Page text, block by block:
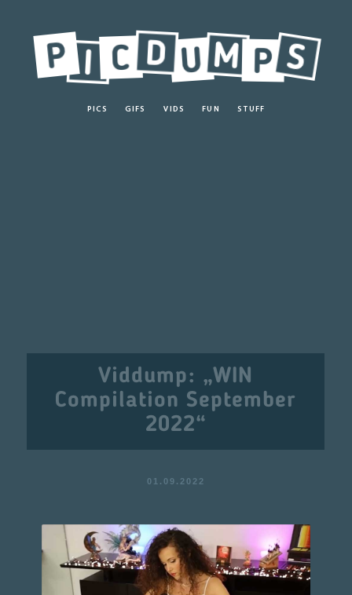
PICS GIFS VIDS FUN STUFF
Viddump: „WIN
Compilation September
2022“
01.09.2022